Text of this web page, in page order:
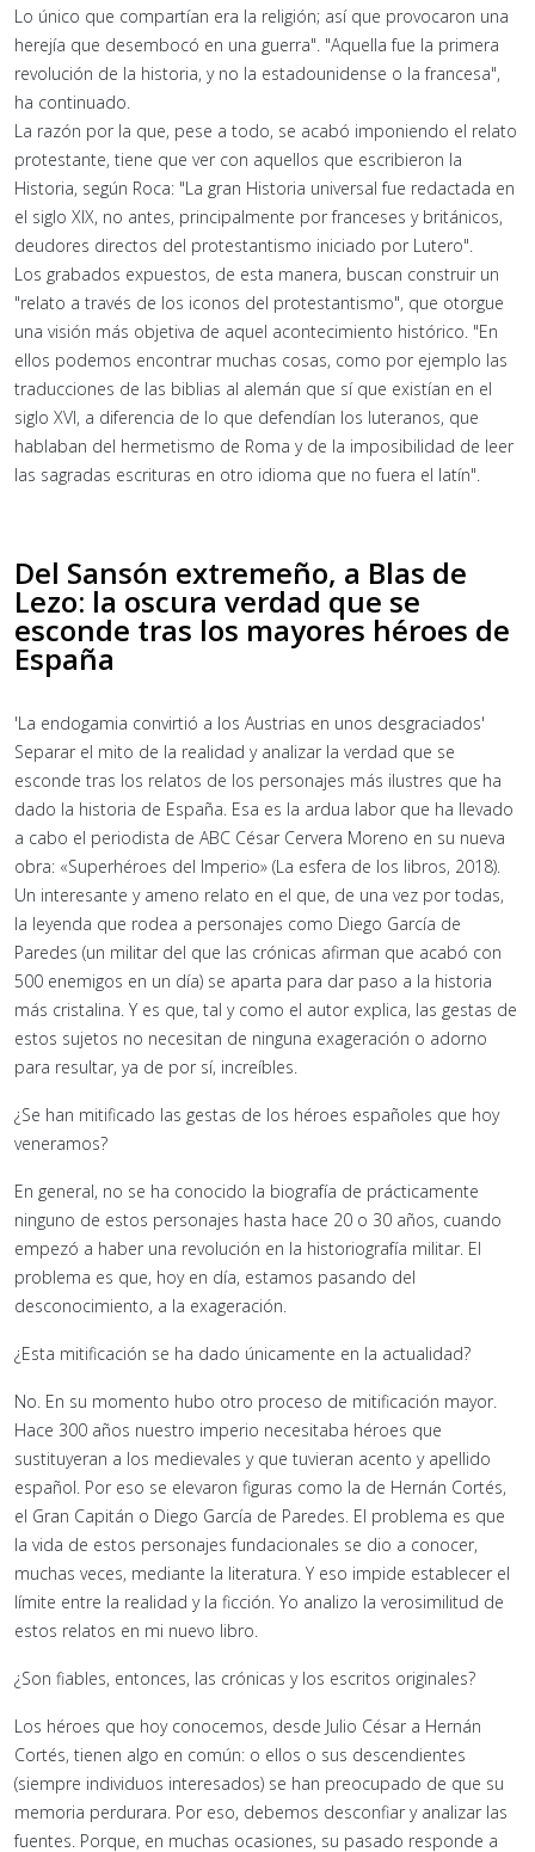
Lo único que compartían era la religión; así que provocaron una
herejía que desembocó en una guerra". "Aquella fue la primera
revolución de la historia, y no la estadounidense o la francesa",
ha continuado.
La razón por la que, pese a todo, se acabó imponiendo el relato
protestante, tiene que ver con aquellos que escribieron la
Historia, según Roca: "La gran Historia universal fue redactada en
el siglo XIX, no antes, principalmente por franceses y británicos,
deudores directos del protestantismo iniciado por Lutero".
Los grabados expuestos, de esta manera, buscan construir un
"relato a través de los iconos del protestantismo", que otorgue
una visión más objetiva de aquel acontecimiento histórico. "En
ellos podemos encontrar muchas cosas, como por ejemplo las
traducciones de las biblias al alemán que sí que existían en el
siglo XVI, a diferencia de lo que defendían los luteranos, que
hablaban del hermetismo de Roma y de la imposibilidad de leer
las sagradas escrituras en otro idioma que no fuera el latín".
Del Sansón extremeño, a Blas de
Lezo: la oscura verdad que se
esconde tras los mayores héroes de
España
'La endogamia convirtió a los Austrias en unos desgraciados'
Separar el mito de la realidad y analizar la verdad que se
esconde tras los relatos de los personajes más ilustres que ha
dado la historia de España. Esa es la ardua labor que ha llevado
a cabo el periodista de ABC César Cervera Moreno en su nueva
obra: «Superhéroes del Imperio» (La esfera de los libros, 2018).
Un interesante y ameno relato en el que, de una vez por todas,
la leyenda que rodea a personajes como Diego García de
Paredes (un militar del que las crónicas afirman que acabó con
500 enemigos en un día) se aparta para dar paso a la historia
más cristalina. Y es que, tal y como el autor explica, las gestas de
estos sujetos no necesitan de ninguna exageración o adorno
para resultar, ya de por sí, increíbles.
¿Se han mitificado las gestas de los héroes españoles que hoy
veneramos?
En general, no se ha conocido la biografía de prácticamente
ninguno de estos personajes hasta hace 20 o 30 años, cuando
empezó a haber una revolución en la historiografía militar. El
problema es que, hoy en día, estamos pasando del
desconocimiento, a la exageración.
¿Esta mitificación se ha dado únicamente en la actualidad?
No. En su momento hubo otro proceso de mitificación mayor.
Hace 300 años nuestro imperio necesitaba héroes que
sustituyeran a los medievales y que tuvieran acento y apellido
español. Por eso se elevaron figuras como la de Hernán Cortés,
el Gran Capitán o Diego García de Paredes. El problema es que
la vida de estos personajes fundacionales se dio a conocer,
muchas veces, mediante la literatura. Y eso impide establecer el
límite entre la realidad y la ficción. Yo analizo la verosimilitud de
estos relatos en mi nuevo libro.
¿Son fiables, entonces, las crónicas y los escritos originales?
Los héroes que hoy conocemos, desde Julio César a Hernán
Cortés, tienen algo en común: o ellos o sus descendientes
(siempre individuos interesados) se han preocupado de que su
memoria perdurara. Por eso, debemos desconfiar y analizar las
fuentes. Porque, en muchas ocasiones, su pasado responde a